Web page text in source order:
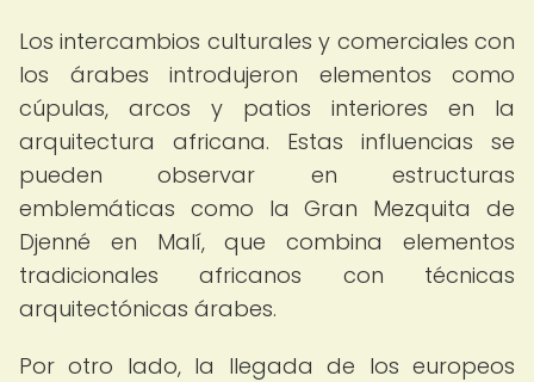
Los intercambios culturales y comerciales con
los árabes introdujeron elementos como
cúpulas, arcos y patios interiores en la
arquitectura africana. Estas influencias se
pueden observar en estructuras
emblemáticas como la Gran Mezquita de
Djenné en Malí, que combina elementos
tradicionales africanos con técnicas
arquitectónicas árabes.
Por otro lado, la llegada de los europeos